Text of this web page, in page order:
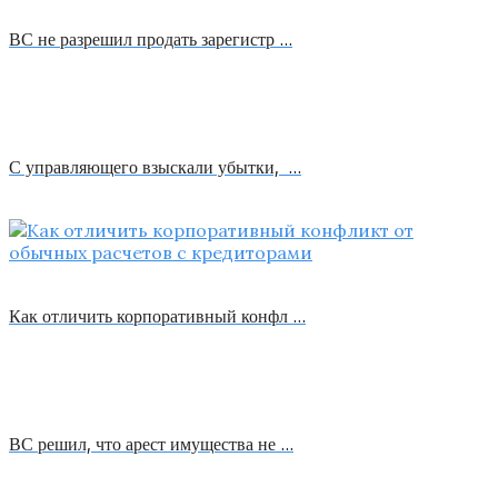
ВС не разрешил продать зарегистр …
С управляющего взыскали убытки, …
Как отличить корпоративный конфл …
ВС решил, что арест имущества не …